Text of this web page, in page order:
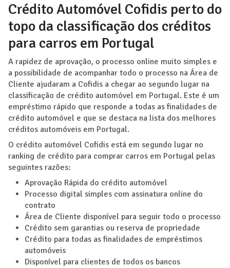
Crédito Automóvel Cofidis perto do
topo da classificação dos créditos
para carros em Portugal
A rapidez de aprovação, o processo online muito simples e
a possibilidade de acompanhar todo o processo na Área de
Cliente ajudaram a Cofidis a chegar ao segundo lugar na
classificação de crédito automóvel em Portugal. Este é um
empréstimo rápido que responde a todas as finalidades de
crédito automóvel e que se destaca na lista dos melhores
créditos automóveis em Portugal.
O crédito automóvel Cofidis está em segundo lugar no
ranking de crédito para comprar carros em Portugal pelas
seguintes razões:
Aprovação Rápida do crédito automóvel
Processo digital simples com assinatura online do
contrato
Área de Cliente disponível para seguir todo o processo
Crédito sem garantias ou reserva de propriedade
Crédito para todas as finalidades de empréstimos
automóveis
Disponível para clientes de todos os bancos